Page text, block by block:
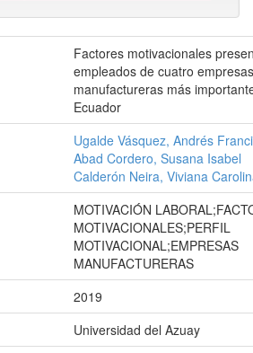
Factores motivacionales
empleados de cuatro empresas
manufactureras más
Ecuador
Ugalde Vásquez, Andrés
Abad Cordero, Susana Isabel
Calderón Neira, Viviana
MOTIVACIÓN
MOTIVACIONALES;PERFIL
MOTIVACIONAL;EMPRESAS
MANUFACTURERAS
2019
Universidad del Azuay